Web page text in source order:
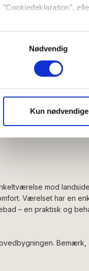
"Cookiedeklaration",
Hvis du tillader det, vil
Indsamle
Identificere din
Dine valg anvendes på
Vi bruger cookies til at
vores trafik. Vi deler
Nødvendig
Kun
Morgenmad
Gratis wifi
Køleskab
mod
Værelset har en
– en praktisk og
Bemærk,